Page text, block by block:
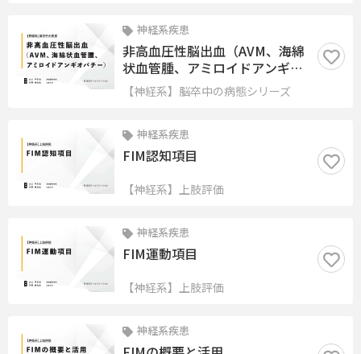
神経系疾患
非高血圧性脳出血（AVM、海綿
状血管腫、アミロイドアンギオ
バチー）
【神経系】脳卒中の病態シリーズ
神経系疾患
FIM認知項目
【神経系】上肢評価
神経系疾患
FIM運動項目
【神経系】上肢評価
神経系疾患